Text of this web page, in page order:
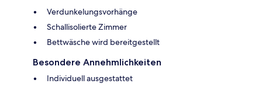
Verdunkelungsvorhänge
Schallisolierte Zimmer
Bettwäsche wird bereitgestellt
Besondere Annehmlichkeiten
Individuell ausgestattet